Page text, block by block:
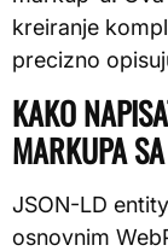
kreiranje
precizno
KAKO
MARKUPA
JSON-LD
osnovnim